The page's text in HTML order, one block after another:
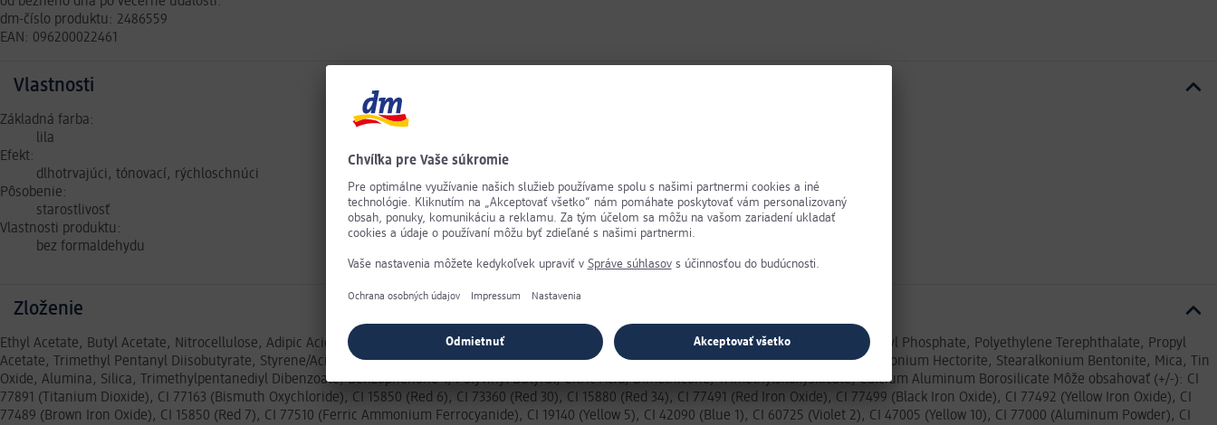
dm-číslo produktu: 2486559
EAN: 096200022461
Vlastnosti
Základná farba:
lila
Efekt:
dlhotrvajúci, tónovací, rýchloschnúci
Pôsobenie:
starostlivosť
Vlastnosti produktu:
bez formaldehydu
Zloženie
Ethyl Acetate, Butyl Acetate, Nitrocellulose, Adipic Acid/Neopentyl Glycol/Trimellitic, Copolymer, Isopropyl Alcohol, Tosylamide/Epoxy Resin, Triphenyl Phosphate, Polyethylene Terephthalate, Propyl
Acetate, Trimethyl Pentanyl Diisobutyrate, Styrene/Acrylates Copolymer, Acetyl Tributyl Citrate, Synthetic Fluorphlogopite, N-Butyl Alcohol, Stearalkonium Hectorite, Stearalkonium Bentonite, Mica, Tin
Oxide, Alumina, Silica, Trimethylpentanediyl Dibenzoate, Benzophenone-1, Polyvinyl Butyral, Citric Acid, Dimethicone, Trimethylsiloxysilicate, Calcium Aluminum Borosilicate Môže obsahovať (+/-): CI
77891 (Titanium Dioxide), CI 77163 (Bismuth Oxychloride), CI 15850 (Red 6), CI 73360 (Red 30), CI 15880 (Red 34), CI 77491 (Red Iron Oxide), CI 77499 (Black Iron Oxide), CI 77492 (Yellow Iron Oxide), CI
77489 (Brown Iron Oxide), CI 15850 (Red 7), CI 77510 (Ferric Ammonium Ferrocyanide), CI 19140 (Yellow 5), CI 42090 (Blue 1), CI 60725 (Violet 2), CI 47005 (Yellow 10), CI 77000 (Aluminum Powder), CI